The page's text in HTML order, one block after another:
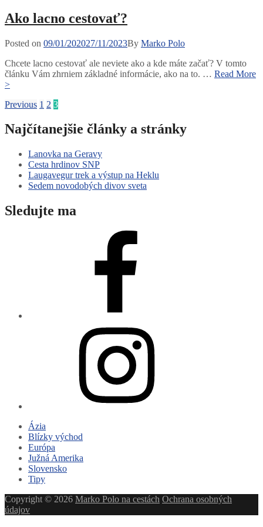
Ako lacno cestovať?
Posted on Posted
09/01/202027/11/2023By Marko Polo
Chcete lacno cestovať ale neviete ako a kde máte začať? V tomto
článku Vám zhrniem základné informácie, ako na to. … Read More
>Ako
cestovať?
Stránkovanie
príspevkov
Previous Page
1 Page
2 Page
3
Najčítanejšie články a stránky
Lanovka na Geravy
Cesta hrdinov SNP
Laugavegur trek a výstup na Heklu
Sedem novodobých divov sveta
Sledujte ma
Ázia
Blízky východ
Európa
Južná Amerika
Slovensko
Tipy
Copyright © 2026 Marko Polo na cestách Ochrana osobných
údajov